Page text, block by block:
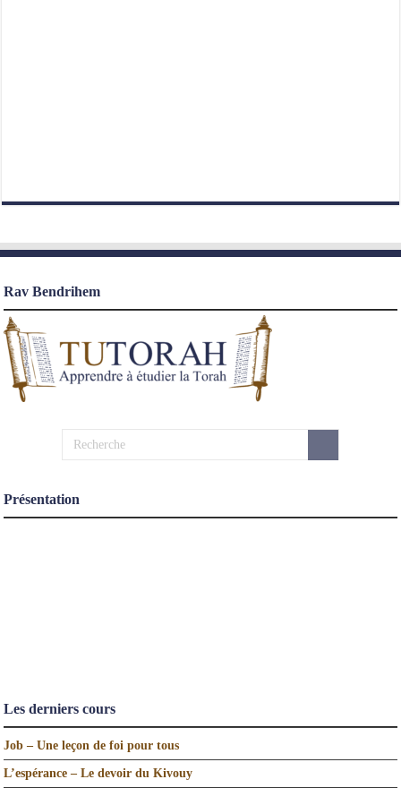
Rav Bendrihem
Présentation
Les derniers cours
Job – Une leçon de foi pour tous
L’espérance – Le devoir du Kivouy